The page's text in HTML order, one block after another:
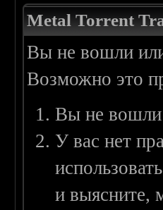
Metal Torrent
Вы не вошли
Возможно это
Вы не вошли
У вас нет
и выясните,